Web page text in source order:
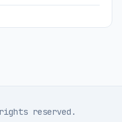
reserved.